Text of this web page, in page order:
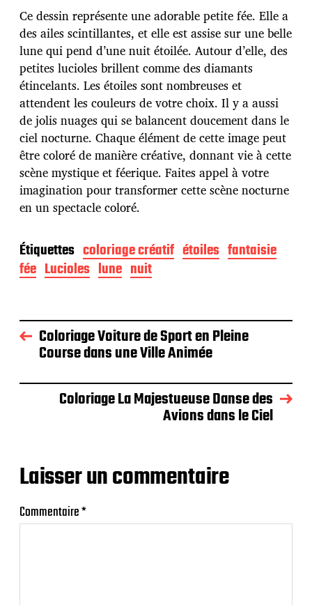
e
d
e
p
u
b
l
i
c
a
t
i
o
n
Ce dessin représente une adorable petite fée. Elle a
des ailes scintillantes, et elle est assise sur une belle
lune qui pend d’une nuit étoilée. Autour d’elle, des
petites lucioles brillent comme des diamants
étincelants. Les étoiles sont nombreuses et
attendent les couleurs de votre choix. Il y a aussi
de jolis nuages qui se balancent doucement dans le
ciel nocturne. Chaque élément de cette image peut
être coloré de manière créative, donnant vie à cette
scène mystique et féerique. Faites appel à votre
imagination pour transformer cette scène nocturne
en un spectacle coloré.
Étiquettes coloriage créatif étoiles fantaisie
fée Lucioles lune nuit
Coloriage Voiture de Sport en Pleine
Course dans une Ville Animée
Coloriage La Majestueuse Danse des
Avions dans le Ciel
Laisser un commentaire
Commentaire*